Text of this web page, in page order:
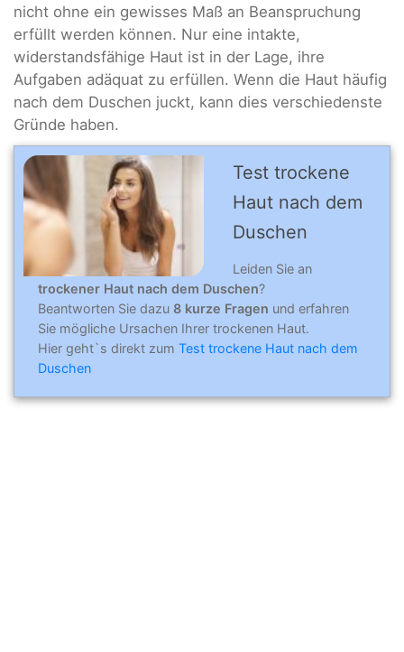
nicht ohne ein gewisses Maß an Beanspruchung
erfüllt werden können. Nur eine intakte,
widerstandsfähige Haut ist in der Lage, ihre
Aufgaben adäquat zu erfüllen. Wenn die Haut häufig
nach dem Duschen juckt, kann dies verschiedenste
Gründe haben.
Test trockene
Haut nach dem
Duschen
Leiden Sie an
trockener Haut nach dem Duschen?
Beantworten Sie dazu 8 kurze Fragen und erfahren
Sie mögliche Ursachen Ihrer trockenen Haut.
Hier geht`s direkt zum Test trockene Haut nach dem
Duschen